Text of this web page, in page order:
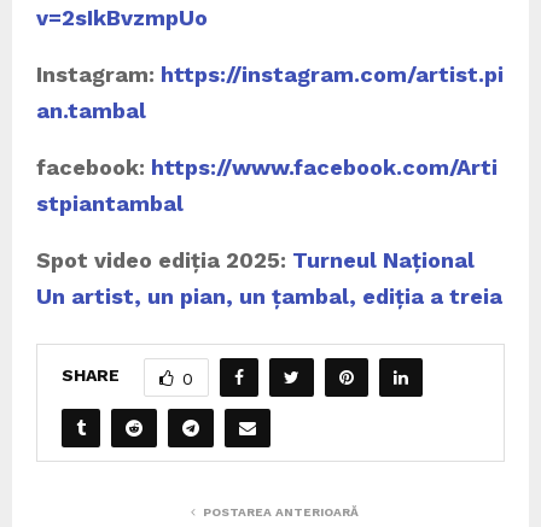
v=2sIkBvzmpUo
Instagram: https://instagram.com/artist.pi
an.tambal
facebook: https://www.facebook.com/Arti
stpiantambal
Spot video ediția 2025: Turneul Național
Un artist, un pian, un țambal, ediția a treia
SHARE 0
POSTAREA ANTERIOARĂ